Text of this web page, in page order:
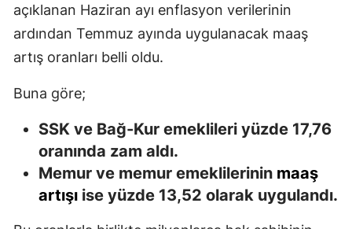
açıklanan Haziran ayı enflasyon verilerinin
ardından Temmuz ayında uygulanacak maaş
artış oranları belli oldu.
Buna göre;
SSK ve Bağ-Kur emeklileri yüzde 17,76
oranında zam aldı.
Memur ve memur emeklilerinin maaş
artışı ise yüzde 13,52 olarak uygulandı.